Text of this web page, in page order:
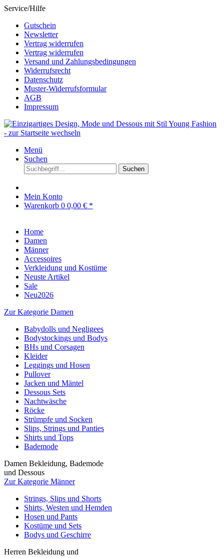
Service/Hilfe
Gutschein
Newsletter
Vertrag widerrufen
Vertrag widerrufen
Versand und Zahlungsbedingungen
Widerrufsrecht
Datenschutz
Muster-Widerrufsformular
AGB
Impressum
Menü
Suchen
Suchen
Mein Konto
Warenkorb 0 0,00 € *
Home
Damen
Männer
Accessoires
Verkleidung und Kostüme
Neuste Artikel
Sale
Neu2026
Zur Kategorie Damen
Babydolls und Negligees
Bodystockings und Bodys
BHs und Corsagen
Kleider
Leggings und Hosen
Pullover
Jacken und Mäntel
Dessous Sets
Nachtwäsche
Röcke
Strümpfe und Socken
Slips, Strings und Panties
Shirts und Tops
Bademode
Damen Bekleidung, Bademode
und Dessous
Zur Kategorie Männer
Strings, Slips und Shorts
Shirts, Westen und Hemden
Hosen und Pants
Kostüme und Sets
Bodys und Geschirre
Herren Bekleidung und